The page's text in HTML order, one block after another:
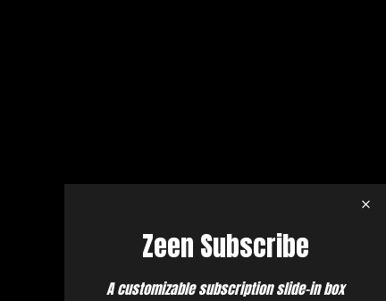
Zeen Subscribe
A customizable subscription slide-in box